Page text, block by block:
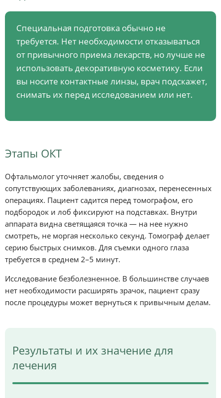
Специальная подготовка обычно не
требуется. Нет необходимости отказываться
от привычного приема лекарств, но лучше не
использовать декоративную косметику. Если
вы носите контактные линзы, врач подскажет,
снимать их перед исследованием или нет.
Этапы ОКТ
Офтальмолог уточняет жалобы, сведения о
сопутствующих заболеваниях, диагнозах, перенесенных
операциях. Пациент садится перед томографом, его
подбородок и лоб фиксируют на подставках. Внутри
аппарата видна светящаяся точка — на нее нужно
смотреть, не моргая несколько секунд. Томограф делает
серию быстрых снимков. Для съемки одного глаза
требуется в среднем 2–5 минут.
Исследование безболезненное. В большинстве случаев
нет необходимости расширять зрачок, пациент сразу
после процедуры может вернуться к привычным делам.
Результаты и их значение для
лечения